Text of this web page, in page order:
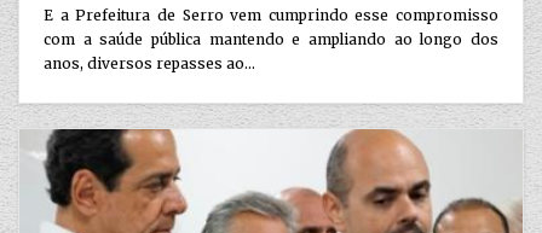
E a Prefeitura de Serro vem cumprindo esse compromisso
com a saúde pública mantendo e ampliando ao longo dos
anos, diversos repasses ao...